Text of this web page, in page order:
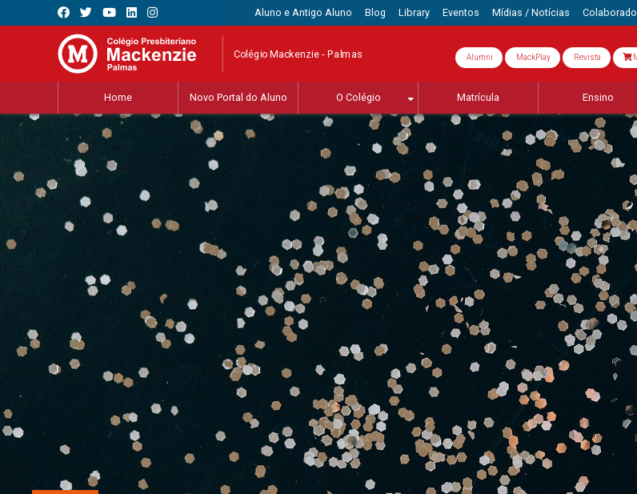
Aluno e Antigo Aluno Blog Library Eventos Mídias / Notícias
Colégio Mackenzie - Palmas Alumni MackPlay Revista
Home Novo Portal do Aluno O Colégio Matrícula Ensino